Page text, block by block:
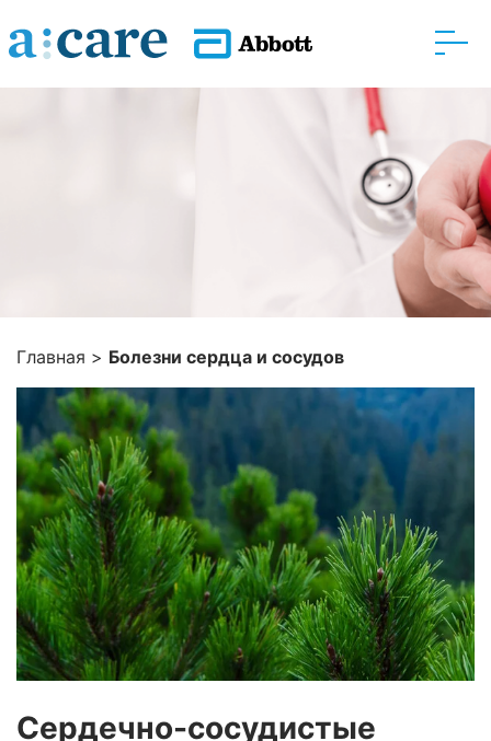
Главная > Болезни сердца и сосудов
Сердечно-сосудистые